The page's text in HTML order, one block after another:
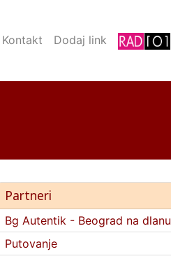
Kontakt Dodaj link
Partneri
Bg Autentik - Beograd na dlanu
Putovanje